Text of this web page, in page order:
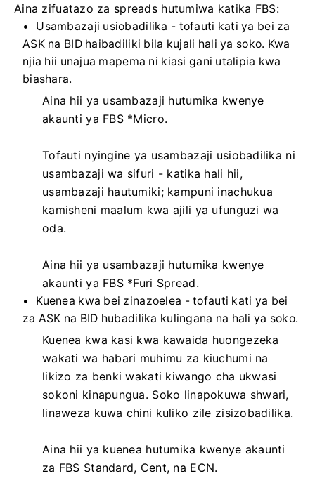
Aina zifuatazo za spreads hutumiwa katika FBS:
Usambazaji usiobadilika - tofauti kati ya bei za
ASK na BID haibadiliki bila kujali hali ya soko. Kwa
njia hii unajua mapema ni kiasi gani utalipia kwa
biashara.
Aina hii ya usambazaji hutumika kwenye
akaunti ya FBS *Micro.
Tofauti nyingine ya usambazaji usiobadilika ni
usambazaji wa sifuri - katika hali hii,
usambazaji hautumiki; kampuni inachukua
kamisheni maalum kwa ajili ya ufunguzi wa
oda.
Aina hii ya usambazaji hutumika kwenye
akaunti ya FBS *Furi Spread.
Kuenea kwa bei zinazoelea - tofauti kati ya bei
za ASK na BID hubadilika kulingana na hali ya soko.
Kuenea kwa kasi kwa kawaida huongezeka
wakati wa habari muhimu za kiuchumi na
likizo za benki wakati kiwango cha ukwasi
sokoni kinapungua. Soko linapokuwa shwari,
linaweza kuwa chini kuliko zile zisizobadilika.
Aina hii ya kuenea hutumika kwenye akaunti
za FBS Standard, Cent, na ECN.